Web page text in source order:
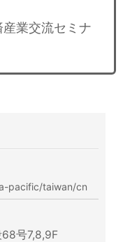
業交流セミナ
pacific/taiwan/cn
号7,8,9F